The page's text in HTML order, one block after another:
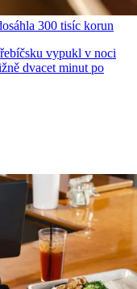
300 tisíc korun
vypukl v noci
dvacet minut po